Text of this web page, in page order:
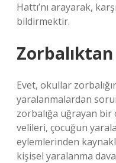
Hattı’nı arayarak,
bildirmektir.
Zorbalıktan
Evet, okullar
yaralanmalardan
zorbalığa uğrayan bir
velileri, çocuğun
eylemlerinden
kişisel yaralanma